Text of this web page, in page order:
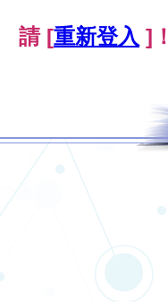
請 [重新登入 ]！